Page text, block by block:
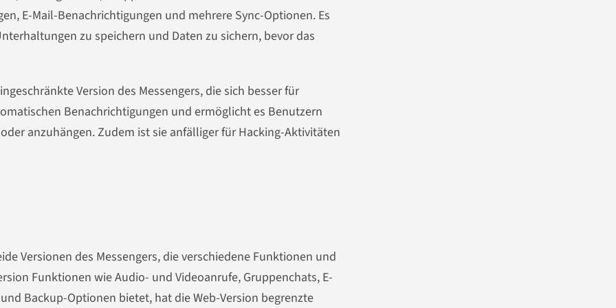
E-Mail-Benachrichtigungen und mehrere Sync-Optionen. Es
zu speichern und Daten zu sichern, bevor das
Version des Messengers, die sich besser für
Benachrichtigungen und ermöglicht es Benutzern
anzuhängen. Zudem ist sie anfälliger für Hacking-Aktivitäten
Versionen des Messengers, die verschiedene Funktionen und
Funktionen wie Audio- und Videoanrufe, Gruppenchats, E-
Backup-Optionen bietet, hat die Web-Version begrenzte